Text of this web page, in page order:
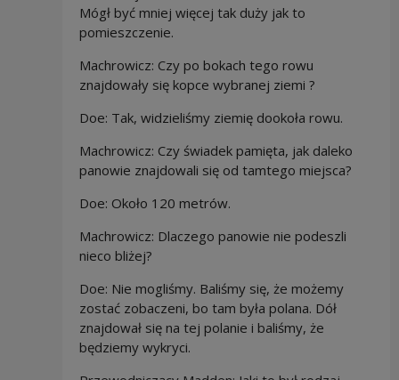
Mógł być mniej więcej tak duży jak to
pomieszczenie.
Machrowicz: Czy po bokach tego rowu
znajdowały się kopce wybranej ziemi ?
Doe: Tak, widzieliśmy ziemię dookoła rowu.
Machrowicz: Czy świadek pamięta, jak daleko
panowie znajdowali się od tamtego miejsca?
Doe: Około 120 metrów.
Machrowicz: Dlaczego panowie nie podeszli
nieco bliżej?
Doe: Nie mogliśmy. Baliśmy się, że możemy
zostać zobaczeni, bo tam była polana. Dół
znajdował się na tej polanie i baliśmy, że
będziemy wykryci.